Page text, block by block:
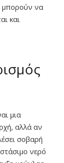
μπορούν να
και
μια
αλλά αν
σοβαρή
νερό